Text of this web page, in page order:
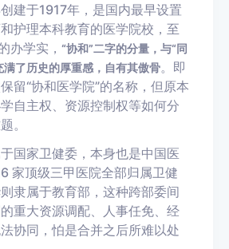
建于1917年，是国内最早设置
护理本科教育的医学院校，至
办学实， “协和”二字的分量，与“同
满了历史的厚重感，自有其傲骨。即
留“协和医学院”的名称，但原本
自主权、资源控制权等如何分
。
国家卫健委，本身也是中国医
家顶级三甲医院全部归属卫健
隶属于教育部，这种跨部委间
重大资源调配、人事任免、经
协同，怕是合并之后所难以处